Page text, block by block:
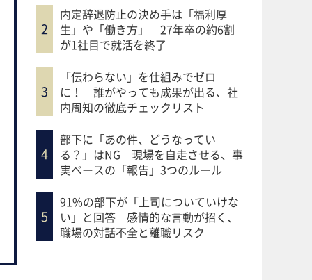
内定辞退防止の決め手は「福利厚
生」や「働き方」 27年卒の約6割
が1社目で就活を終了
「伝わらない」を仕組みでゼロ
に！ 誰がやっても成果が出る、社
内周知の徹底チェックリスト
部下に「あの件、どうなってい
る？」はNG 現場を自走させる、事
実ベースの「報告」3つのルール
91%の部下が「上司についていけな
い」と回答 感情的な言動が招く、
職場の対話不全と離職リスク